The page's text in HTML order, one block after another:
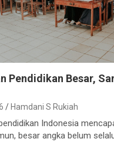
Pendidikan Besar,
Hamdani S Rukiah
Indonesia
besar angka belum